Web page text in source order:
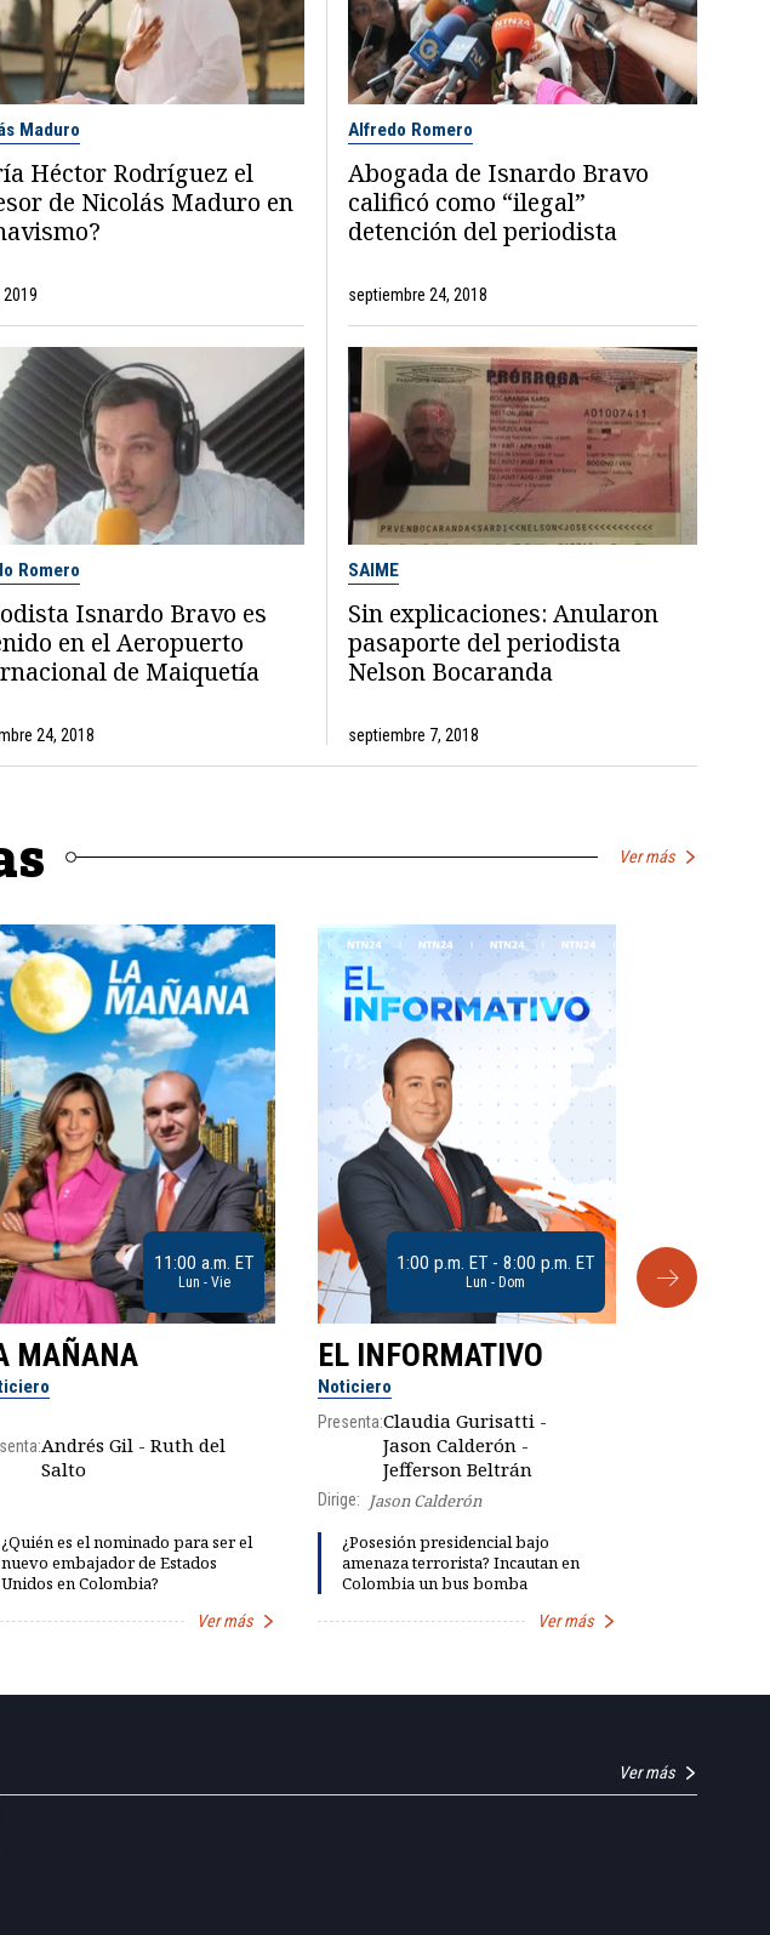
Maduro
Héctor Rodríguez el
de Nicolás Maduro en
Alfredo Romero
Abogada de Isnardo Bravo
calificó como “ilegal”
detención del periodista
septiembre 24, 2018
Romero
Isnardo Bravo es
en el Aeropuerto
de Maiquetía
24, 2018
SAIME
Sin explicaciones: Anularon
pasaporte del periodista
Nelson Bocaranda
septiembre 7, 2018
Ver más
11:00 a.m. ET
Lun - Vie
MAÑANA
Andrés Gil - Ruth del
Salto
¿Quién es el nominado para ser el
nuevo embajador de Estados
Unidos en Colombia?
Ver más
1:00 p.m. ET - 8:00 p.m. ET
Lun - Dom
EL INFORMATIVO
Noticiero
Presenta:Claudia Gurisatti -
Jason Calderón -
Jefferson Beltrán
Dirige:
Jason Calderón
¿Posesión presidencial bajo
amenaza terrorista? Incautan en
Colombia un bus bomba
Ver más
Ver más